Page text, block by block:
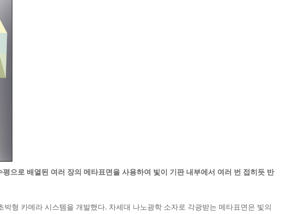
평으로 배열된 여러 장의 메타표면을 사용하여 빛이 기판 내부에서 여러 번 접히듯 반
형 카메라 시스템을 개발했다. 차세대 나노광학 소자로 각광받는 메타표면은 빛의